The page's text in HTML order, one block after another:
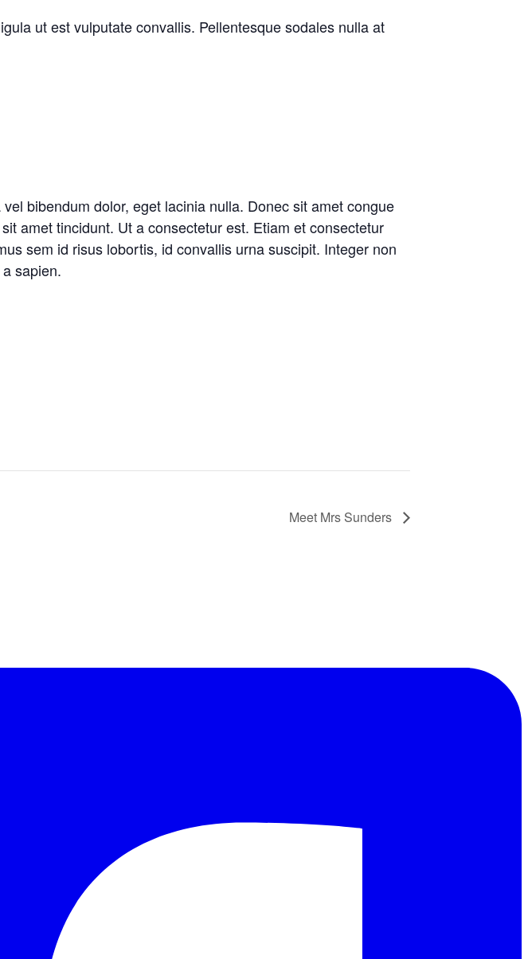
ut est vulputate convallis. Pellentesque sodales nulla at
bibendum dolor, eget lacinia nulla. Donec sit amet congue
amet tincidunt. Ut a consectetur est. Etiam et consectetur
sem id risus lobortis, id convallis urna suscipit. Integer non
sapien.
Meet Mrs Sunders